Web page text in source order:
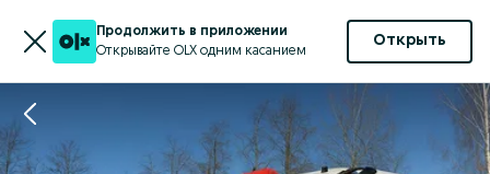
Продолжить в приложении
Открывайте OLX одним касанием
Открыть